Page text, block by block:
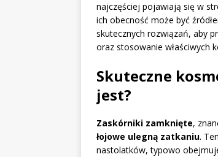
najczęściej pojawiają się w
ich obecność może być
skutecznych rozwiązań, aby
oraz stosowanie właściwych
Skuteczne
jest?
Zaskórniki zamknięte,
łojowe ulegną zatkaniu.
nastolatków, typowo